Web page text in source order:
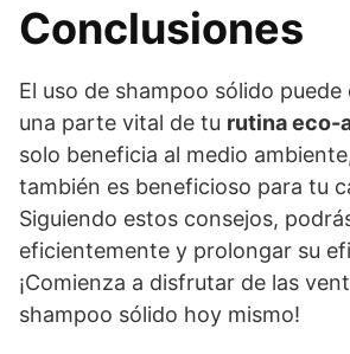
Conclusiones
El uso de shampoo sólido
una parte vital de tu rutina eco-
solo beneficia al medio
también es beneficioso para tu
Siguiendo estos consejos,
eficientemente y prolongar su
¡Comienza a disfrutar de las
shampoo sólido hoy mismo!